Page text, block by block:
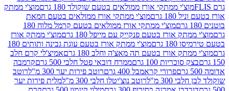
ממתקי אורז ממולאים בטעם שוקולד 180 גרם
מוצ'י ממתק
גרם
מוצ'י ממתקי אורז ממולאים בטעם חמאת
מוצ'י ממתקי אורז ממולאים בטעם קרמל מלוח 180
אורז בטעם פנקייק עם מייפל 180 גרם
מוצ'י ממתק אורז
גרם
מוצ'י ממתק אורז בטעם עוגת גבינה ותותים 180
אורז בטעם תה מאצ'ה וחלב 180 גרם
אמיצ'לי קרם חלב
סוכריות 100 גרם
ממרח דובאי פטל חלבי 500 גרם
קרמבה
פרורי קראמבל 400 גרם
רוטב פירות יער 300 מ"ל
רוטב
300 מ"ל
רוטב נוצ'יטלו חלבי 300 מ"ל
מלית פירות יער